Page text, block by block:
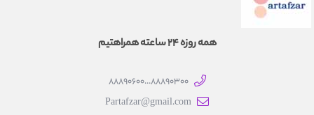
همه روزه 24 ساعته همراهتیم
88890300...88890600
Partafzar@gmail.com